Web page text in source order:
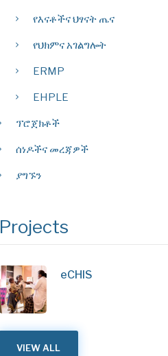
የእናቶችና ህፃናት ጤና
የህክምና አገልግሎት
ERMP
EHPLE
ፕሮጀክቶች
ሰነዶችና መረጃዎች
ያግኙን
Projects
eCHIS
VIEW ALL